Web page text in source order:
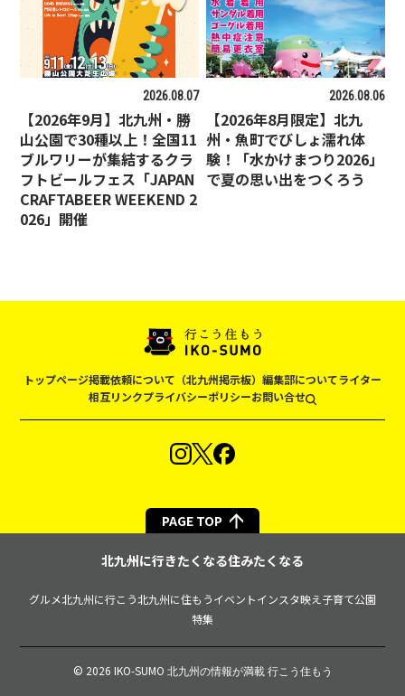
2026.08.07
【2026年9月】北九州・勝
山公園で30種以上！全国11
ブルワリーが集結するクラ
フトビールフェス「JAPAN
CRAFTABEER WEEKEND 2
026」開催
2026.08.06
【2026年8月限定】北九
州・魚町でびしょ濡れ体
験！「水かけまつり2026」
で夏の思い出をつくろう
トップページ掲載依頼について（北九州掲示板） 編集部についてライター
相互リンクプライバシーポリシーお問い合せ
PAGE TOP
北九州に行きたくなる住みたくなる
グルメ北九州に行こう北九州に住もうイベントインスタ映え 子育て公園
特集
© 2026 IKO-SUMO 北九州の情報が満載 行こう住もう